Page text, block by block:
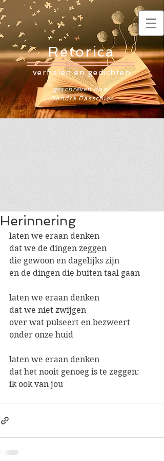
Retorica
verhalen en gedichten
geschreven door
Sandra Passchier
Herinnering
laten we eraan denken
dat we de dingen zeggen
die gewoon en dagelijks zijn
en de dingen die buiten taal gaan
laten we eraan denken
dat we niet zwijgen
over wat pulseert en bezweert
onder onze huid
laten we eraan denken
dat het nooit genoeg is te zeggen:
ik ook van jou